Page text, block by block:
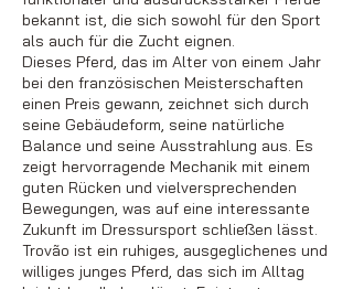
bekannt ist, die sich sowohl für den Sport
als auch für die Zucht eignen.
Dieses Pferd, das im Alter von einem Jahr
bei den französischen Meisterschaften
einen Preis gewann, zeichnet sich durch
seine Gebäudeform, seine natürliche
Balance und seine Ausstrahlung aus. Es
zeigt hervorragende Mechanik mit einem
guten Rücken und vielversprechenden
Bewegungen, was auf eine interessante
Zukunft im Dressursport schließen lässt.
Trovão ist ein ruhiges, ausgeglichenes und
williges junges Pferd, das sich im Alltag